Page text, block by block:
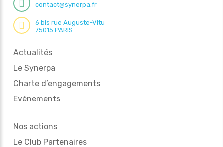
contact@synerpa.fr
6 bis rue Auguste-Vitu
75015 PARIS
Actualités
Le Synerpa
Charte d’engagements
Evénements
Nos actions
Le Club Partenaires